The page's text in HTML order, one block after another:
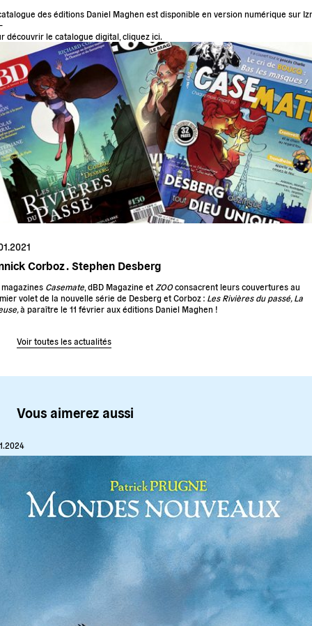
des éditions Daniel Maghen est disponible en version numérique sur
découvrir le catalogue digital, cliquez ici.
Corboz . Stephen Desberg
magazines Casemate , dBD Magazine et ZOOconsacrent leurs couvertures au
volet de la nouvelle série de Desberg et Corboz : Les Rivières du passé, La
à paraître le 11 février aux éditions Daniel Maghen !
Voir toutes les actualités
Vous aimerez aussi